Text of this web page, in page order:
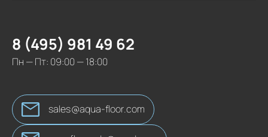
8 (495) 981 49 62
Пн — Пт: 09:00 — 18:00
sales@aqua-floor.com